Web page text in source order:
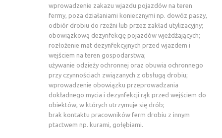
wprowadzenie zakazu wjazdu pojazdów na teren
fermy, poza działaniami koniecznymi np. dowóz paszy,
odbiór drobiu do rzeźni lub przez zakład utylizacyjny;
obowiązkową dezynfekcję pojazdów wjeżdżających;
rozłożenie mat dezynfekcyjnych przed wjazdem i
wejściem na teren gospodarstwa;
używanie odzieży ochronnej oraz obuwia ochronnego
przy czynnościach związanych z obsługą drobiu;
wprowadzenie obowiązku przeprowadzania
dokładnego mycia i dezynfekcji rąk przed wejściem do
obiektów, w których utrzymuje się drób;
brak kontaktu pracowników ferm drobiu z innym
ptactwem np. kurami, gołębiami.